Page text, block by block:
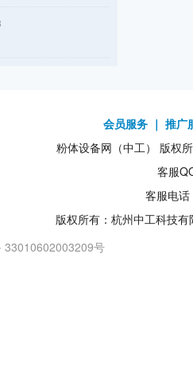
会员服务 ｜ 推广
粉体设备网（中工） 版权
客服
客服电
版权所有：杭州中工科技
33010602003209号